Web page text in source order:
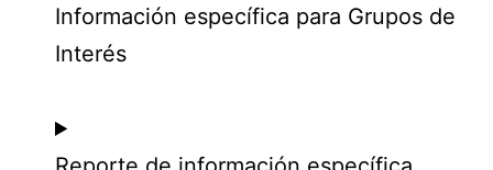
Información específica para Grupos de
Interés